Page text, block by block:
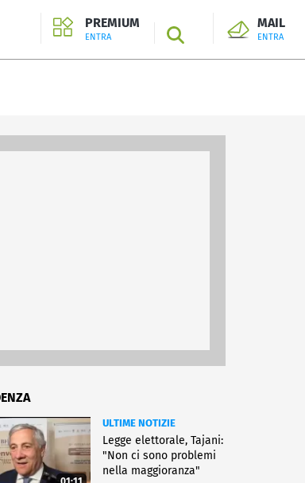
PREMIUM
ENTRA SEARCH
MAIL
ENTRA
ULTIME NOTIZIE
Legge elettorale, Tajani:
"Non ci sono problemi
nella maggioranza"